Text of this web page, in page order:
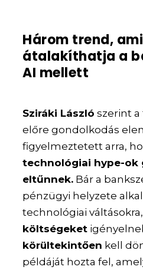
Három trend,
átalakíthatja a
AI mellett
Sziráki László szerint a
előre gondolkodás
figyelmeztetett arra,
technológiai hype-ok
eltűnnek. Bár a
pénzügyi helyzete
technológiai
költségeket
körültekintően kell
példáját hozta fel,